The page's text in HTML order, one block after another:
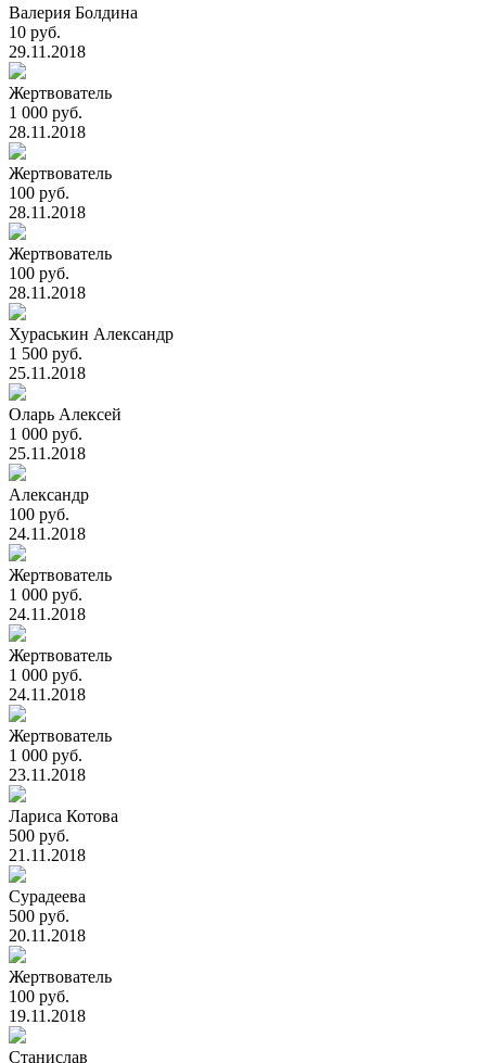
Валерия Болдина
10 руб.
29.11.2018
Жертвователь
1 000 руб.
28.11.2018
Жертвователь
100 руб.
28.11.2018
Жертвователь
100 руб.
28.11.2018
Хураськин Александр
1 500 руб.
25.11.2018
Оларь Алексей
1 000 руб.
25.11.2018
Александр
100 руб.
24.11.2018
Жертвователь
1 000 руб.
24.11.2018
Жертвователь
1 000 руб.
24.11.2018
Жертвователь
1 000 руб.
23.11.2018
Лариса Котова
500 руб.
21.11.2018
Сурадеева
500 руб.
20.11.2018
Жертвователь
100 руб.
19.11.2018
Станислав